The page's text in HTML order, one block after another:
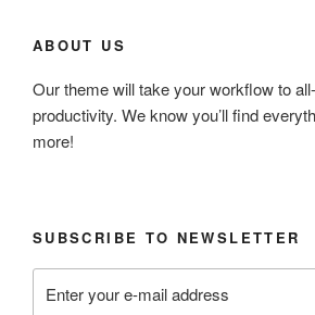
ABOUT US
Our theme will take your workflow to
productivity. We know you’ll find
more!
SUBSCRIBE TO NEWSLETTER